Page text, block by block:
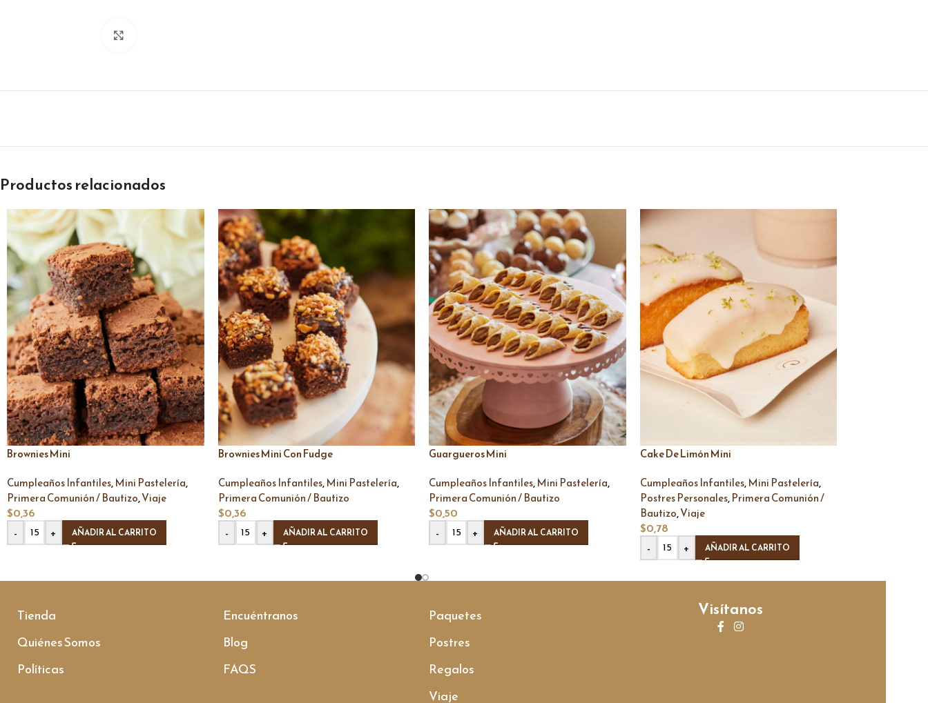
Productos relacionados
Brownies Mini
Cumpleaños Infantiles,Mini Pastelería,
Primera Comunión / Bautizo,Viaje
$0,36
-
+ AÑADIR AL CARRITO
Brownies Mini Con Fudge
Cumpleaños Infantiles,Mini Pastelería,
Primera Comunión / Bautizo
$0,36
-
+ AÑADIR AL CARRITO
Guargueros Mini
Cumpleaños Infantiles,Mini Pastelería,
Primera Comunión / Bautizo
$0,50
-
+ AÑADIR AL CARRITO
Cake De Limón Mini
Cumpleaños Infantiles,Mini Pastelería,
Postres Personales,Primera Comunión /
Bautizo,Viaje
$0,78
-
+ AÑADIR AL CARRITO
Tienda
Quiénes Somos
Políticas
Encuéntranos
Blog
FAQS
Paquetes
Postres
Regalos
Viaje
Visítanos